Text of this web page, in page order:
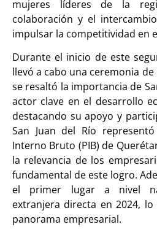
mujeres líderes de la
colaboración y el
impulsar la competitividad en
Durante el inicio de este
llevó a cabo una ceremonia
se resaltó la importancia de
actor clave en el desarrollo
destacando su apoyo y
San Juan del Río
Interno Bruto (PIB) de
la relevancia de los
fundamental de este logro.
el primer lugar a nivel
extranjera directa en 2024,
panorama empresarial.